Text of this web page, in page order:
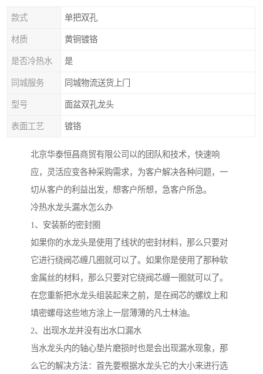
款式 单把双孔
材质 黄铜镀铬
是否冷热水 是
同城服务 同城物流送货上门
型号 面盆双孔龙头
表面工艺 镀铬
北京华泰恒昌商贸有限公司以的团队和技术，快速响
应，灵活应变各种采购需求，为客户解决各种问题，一
切从客户的利益出发，想客户所想，急客户所急。
冷热水龙头漏水怎么办
1、安装新的密封圈
如果你的水龙头是使用了线状的密封材料，那么只要对
它进行绕阀芯缠几圈就可以了。如果你是使用了那种软
金属丝的材料，那么只要对它绕阀芯缠一圈就可以了。
在您重新把水龙头组装起来之前，是在阀芯的螺纹上和
填密螺母这些地方涂上一层薄薄的凡士林油。
2、出现水龙并没有出水口漏水
当水龙头内的轴心垫片磨损时也是会出现漏水现象，那
么它的解决方法：首先要根据水龙头它的大小来进行选